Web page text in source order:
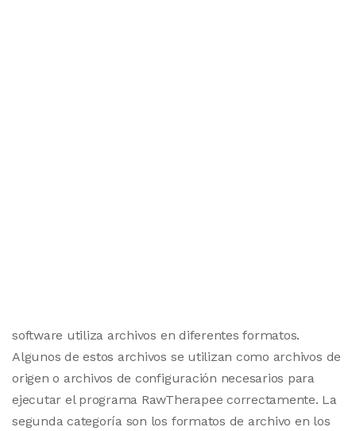
software utiliza archivos en diferentes formatos.
Algunos de estos archivos se utilizan como archivos de
origen o archivos de configuración necesarios para
ejecutar el programa RawTherapee correctamente. La
segunda categoría son los formatos de archivo en los